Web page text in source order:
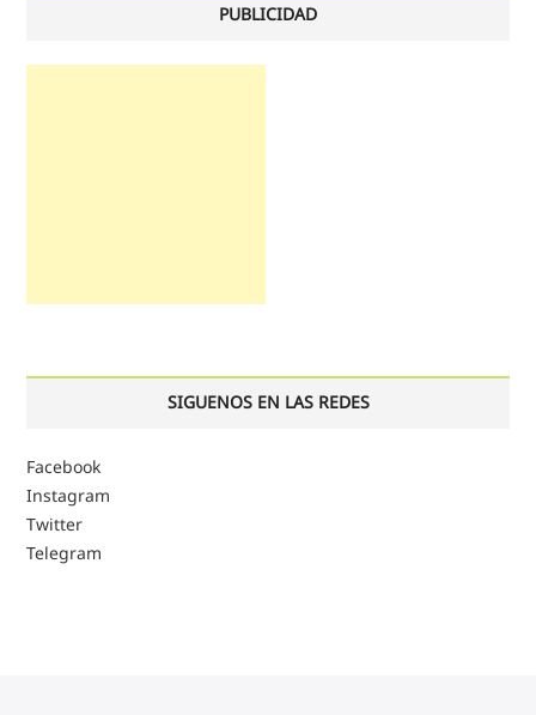
PUBLICIDAD
SIGUENOS EN LAS REDES
Facebook
Instagram
Twitter
Telegram